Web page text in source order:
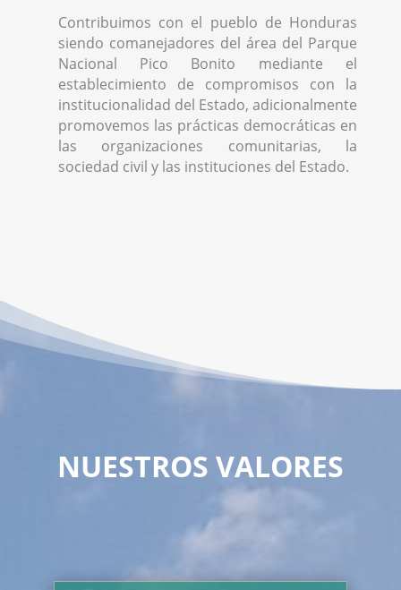
Contribuimos con el pueblo de Honduras
siendo comanejadores del área del Parque
Nacional Pico Bonito mediante el
establecimiento de compromisos con la
institucionalidad del Estado, adicionalmente
promovemos las prácticas democráticas en
las organizaciones comunitarias, la
sociedad civil y las instituciones del Estado.
NUESTROS VALORES